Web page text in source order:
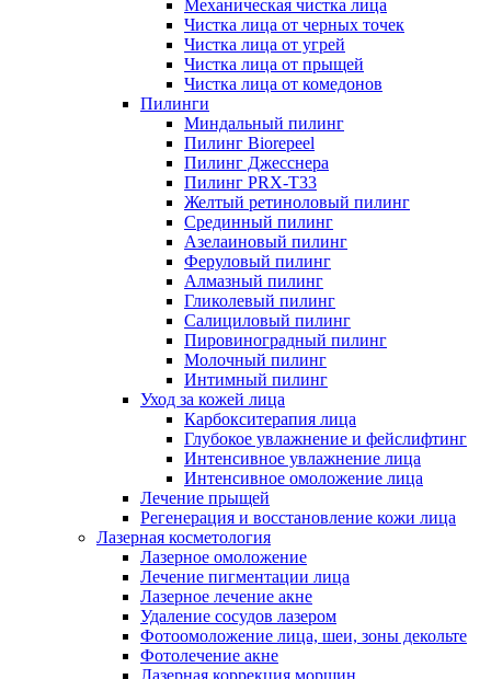
Механическая чистка лица
Чистка лица от черных точек
Чистка лица от угрей
Чистка лица от прыщей
Чистка лица от комедонов
Пилинги
Миндальный пилинг
Пилинг Biorepeel
Пилинг Джесснера
Пилинг PRX-T33
Желтый ретиноловый пилинг
Срединный пилинг
Азелаиновый пилинг
Феруловый пилинг
Алмазный пилинг
Гликолевый пилинг
Салициловый пилинг
Пировиноградный пилинг
Молочный пилинг
Интимный пилинг
Уход за кожей лица
Карбокситерапия лица
Глубокое увлажнение и фейслифтинг
Интенсивное увлажнение лица
Интенсивное омоложение лица
Лечение прыщей
Регенерация и восстановление кожи лица
Лазерная косметология
Лазерное омоложение
Лечение пигментации лица
Лазерное лечение акне
Удаление сосудов лазером
Фотоомоложение лица, шеи, зоны декольте
Фотолечение акне
Лазерная коррекция морщин